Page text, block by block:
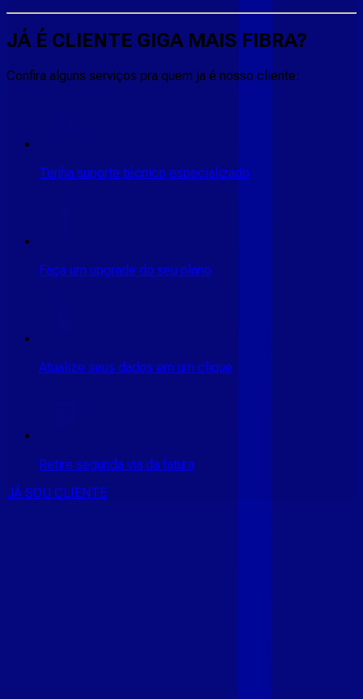
JÁ É CLIENTE GIGA MAIS FIBRA?
Confira alguns serviços pra quem ja é nosso cliente:
Tenha suporte técnico especializado
Faça um upgrade do seu plano
Atualize seus dados em um clique
Retire segunda via da fatura
JÁ SOU CLIENTE